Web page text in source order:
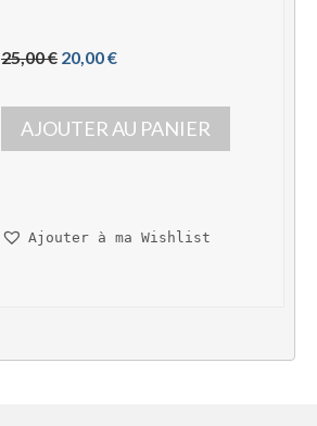
25,00 € L
p
r
i
i
é
20,00 €L
p
r
i
t
s
AJOUTER AU PANIER
Ajouter à ma Wishlist